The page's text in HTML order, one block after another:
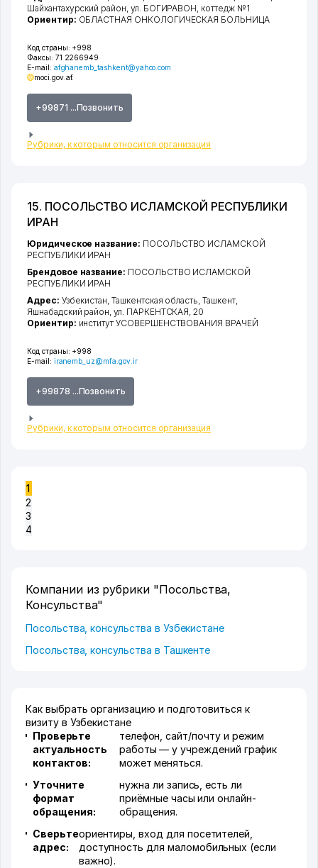
Код страны: +998
Факсы: 71 2266949
E-mail: afghanemb_tashkent@yahoo.com
moci.gov.af.
+99871 ...Позвонить
Рубрики, к которым относится организация
Шайхантахурский район ул. БОГИРАВОН , коттедж №1
Ориентир: ОБЛАСТНАЯ ОНКОЛОГИЧЕСКАЯ БОЛЬНИЦА
15. ПОСОЛЬСТВО ИСЛАМСКОЙ РЕСПУБЛИКИ
ИРАН
Код страны: +998
E-mail: iranemb_uz@mfa.gov.ir
+99878 ...Позвонить
Рубрики, к которым относится организация
Юридическое название: ПОСОЛЬСТВО ИСЛАМСКОЙ
РЕСПУБЛИКИ ИРАН
Брендовое название: ПОСОЛЬСТВО ИСЛАМСКОЙ
РЕСПУБЛИКИ ИРАН
Адрес: Узбекистан,Ташкентская область,Ташкент,
Яшнабадский район,ул. ПАРКЕНТСКАЯ, 20
Ориентир: институт УСОВЕРШЕНСТВОВАНИЯ ВРАЧЕЙ
1
2
3
4
Компании из рубрики "Посольства,
Консульства"
Посольства, консульства в Узбекистане
Посольства, консульства в Ташкенте
Как выбрать организацию и подготовиться к
визиту в Узбекистане
Проверьте
актуальность
контактов:
телефон, сайт/почту и режим
работы — у учреждений график
может меняться.
Уточните
формат
обращения:
нужна ли запись, есть ли
приёмные часы или онлайн-
обращения.
Сверьте
адрес:
ориентиры, вход для посетителей,
доступность для маломобильных (если
важно).